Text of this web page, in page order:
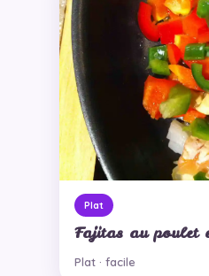
Plat
Fajitas au poulet
Plat · facile